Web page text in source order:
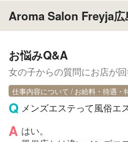
使用し、完全個室で他の女
安心して働く事ができます
属の有資格者による研修か
などの基本的な知識・技術を
安心して始める事ができます
なたのスキルをより高めて頂
店にもお客様にも大変喜ばし
足度の高いサロンになるよ
Aroma Salon Freyja広
お悩みQ&A
女の子からの質問にお店が
仕事内容について お給料・待遇・
メンズエステって風俗エ
はい。